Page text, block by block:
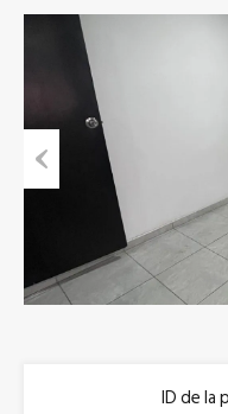
ID de la